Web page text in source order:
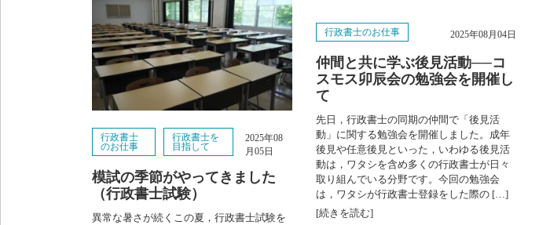
行政書士
のお仕事
行政書士を
目指して
2025年08
月05日
模試の季節がやってきました
（行政書士試験）
異常な暑さが続くこの夏，行政書士試験を
行政書士のお仕事 2025年08月04日
仲間と共に学ぶ後見活動──コ
スモス卯辰会の勉強会を開催し
て
先日，行政書士の同期の仲間で「後見活
動」に関する勉強会を開催しました。成年
後見や任意後見といった，いわゆる後見活
動は，ワタシを含め多くの行政書士が日々
取り組んでいる分野です。今回の勉強会
は，ワタシが行政書士登録をした際の […]
[続きを読む]